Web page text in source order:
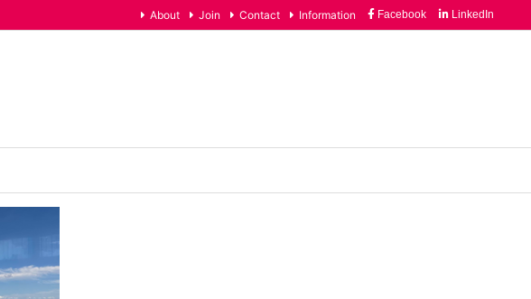
About Join Contact Information Facebook LinkedIn